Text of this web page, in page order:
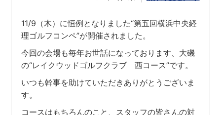
11/9（木）に恒例となりました“第五回横浜中央経
理ゴルフコンペ”が開催されました。
今回の会場も毎年お世話になっております、大磯
の“レイクウッドゴルフクラブ 西コース”です。
いつも幹事を助けていただきありがとうございま
す。
コースはもちろんのこと、スタッフの皆さんの対